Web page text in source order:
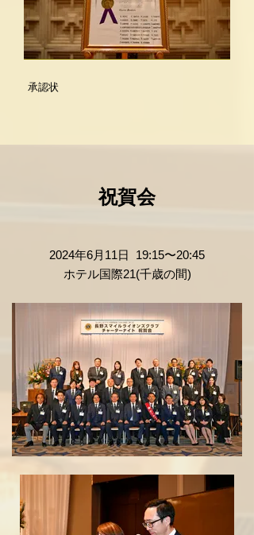
承認状
祝賀会
2024年6月11日 19:15〜20:45
ホテル国際21(千歳の間)